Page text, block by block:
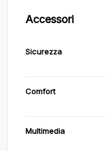
Accessori
Sicurezza
Comfort
Multimedia